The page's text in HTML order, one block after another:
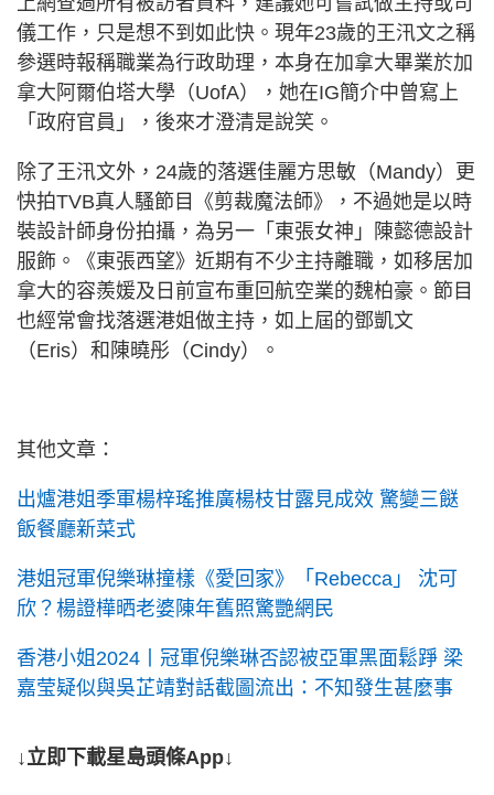
儀工作，只是想不到如此快。現年23歲的王汛文之稱
參選時報稱職業為行政助理，本身在加拿大畢業於加
拿大阿爾伯塔大學（UofA），她在IG簡介中曾寫上
「政府官員」，後來才澄清是說笑。
除了王汛文外，24歲的落選佳麗方思敏（Mandy）更
快拍TVB真人騷節目《剪裁魔法師》，不過她是以時
裝設計師身份拍攝，為另一「東張女神」陳懿德設計
服飾。《東張西望》近期有不少主持離職，如移居加
拿大的容羨媛及日前宣布重回航空業的魏柏豪。節目
也經常會找落選港姐做主持，如上屆的鄧凱文
（Eris）和陳曉彤（Cindy）。
其他文章：
出爐港姐季軍楊梓瑤推廣楊枝甘露見成效 驚變三餸
飯餐廳新菜式
港姐冠軍倪樂琳撞樣《愛回家》「Rebecca」 沈可
欣？楊證樺晒老婆陳年舊照驚艷網民
香港小姐2024丨冠軍倪樂琳否認被亞軍黑面鬆踭 梁
嘉莹疑似與吳芷靖對話截圖流出：不知發生甚麼事
↓立即下載星島頭條App↓